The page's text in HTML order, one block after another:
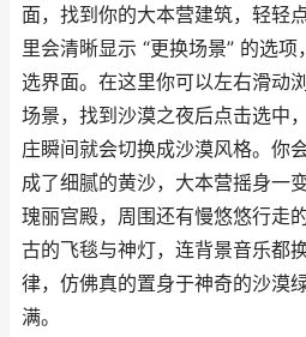
面，找到你的大本营建筑，轻轻
里会清晰显示 “更换场景” 的选
选界面。在这里你可以左右滑动
场景，找到沙漠之夜后点击选中
庄瞬间就会切换成沙漠风格。你
成了细腻的黄沙，大本营摇身一
瑰丽宫殿，周围还有慢悠悠行走
古的飞毯与神灯，连背景音乐都
律，仿佛真的置身于神奇的沙漠
满。